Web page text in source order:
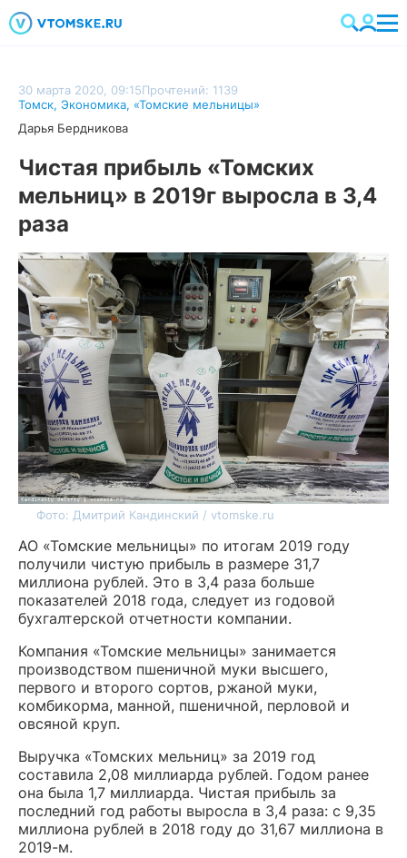
30 марта 2020, 09:15Прочтений: 1139
Томск, Экономика, «Томские мельницы»
Дарья Бердникова
Чистая прибыль «Томских
мельниц» в 2019г выросла в 3,4
раза
Фото: Дмитрий Кандинский / vtomske.ru
АО «Томские мельницы» по итогам 2019 году
получили чистую прибыль в размере 31,7
миллиона рублей. Это в 3,4 раза больше
показателей 2018 года, следует из годовой
бухгалтерской отчетности компании.
Компания «Томские мельницы» занимается
производством пшеничной муки высшего,
первого и второго сортов, ржаной муки,
комбикорма, манной, пшеничной, перловой и
овсяной круп.
Выручка «Томских мельниц» за 2019 год
составила 2,08 миллиарда рублей. Годом ранее
она была 1,7 миллиарда. Чистая прибыль за
последний год работы выросла в 3,4 раза: с 9,35
миллиона рублей в 2018 году до 31,67 миллиона в
2019-м.